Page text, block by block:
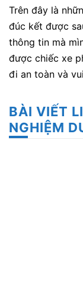
Trên đây là
đúc kết được
thông tin mà
được chiếc xe
đi an toàn và
BÀI VIẾT
NGHIỆM